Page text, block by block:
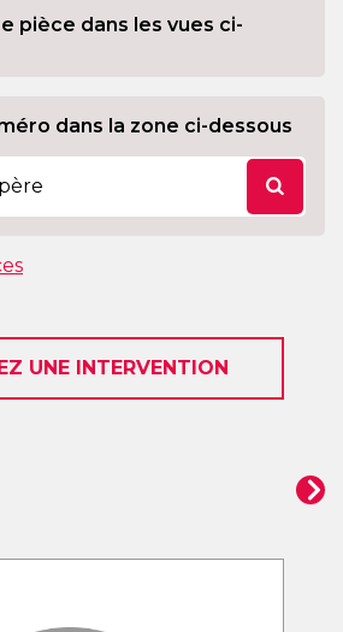
pièce dans les vues ci-
dans la zone ci-dessous
UNE INTERVENTION